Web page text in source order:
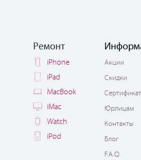
Ремонт
iPhone
iPad
MacBook
iMac
Watch
iPod
Акции
Скидки
Юрлицам
Контакты
Блог
F.A.Q.